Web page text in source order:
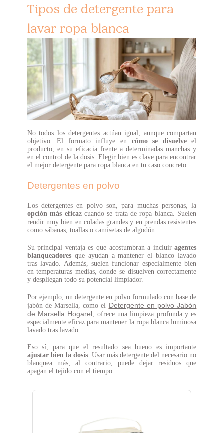
Tipos de detergente para
lavar ropa blanca
No todos los detergentes actúan igual, aunque compartan
objetivo. El formato influye en cómo se disuelveel
producto, en su eficacia frente a determinadas manchas y
en el control de la dosis. Elegir bien es clave para encontrar
el mejor detergente para ropa blanca en tu caso concreto.
Detergentes en polvo
Los detergentes en polvo son, para muchas personas, la
opción más eficaz cuando se trata de ropa blanca. Suelen
rendir muy bien en coladas grandes y en prendas resistentes
como sábanas, toallas o camisetas de algodón.
Su principal ventaja es que acostumbran a incluiragentes
blanqueadores que ayudan a mantener el blanco lavado
tras lavado. Además, suelen funcionar especialmente bien
en temperaturas medias, donde se disuelven correctamente
y despliegan todo su potencial limpiador.
Por ejemplo, un detergente en polvo formulado con base de
jabón de Marsella, como el Detergente en polvo Jabón
de Marsella Hogarel , ofrece una limpieza profunda y es
especialmente eficaz para mantener la ropa blanca luminosa
lavado tras lavado.
Eso sí, para que el resultado sea bueno es importante
ajustar bien la dosis. Usar más detergente del necesario no
blanquea más; al contrario, puede dejar residuos que
apagan el tejido con el tiempo.